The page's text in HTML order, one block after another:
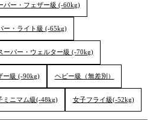
パー・フェザー級 (-60kg)
ー・ライト級 (-65kg)
ーパー・ウェルター級 (-70kg)
ー級 (-90kg) ヘビー級（無差別）
ミニマム級(-48kg) 女子フライ級(-52kg)